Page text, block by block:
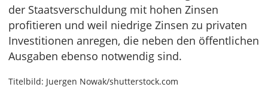
der Staatsverschuldung mit hohen Zinsen
profitieren und weil niedrige Zinsen zu privaten
Investitionen anregen, die neben den öffentlichen
Ausgaben ebenso notwendig sind.
Titelbild: Juergen Nowak/shutterstock.com